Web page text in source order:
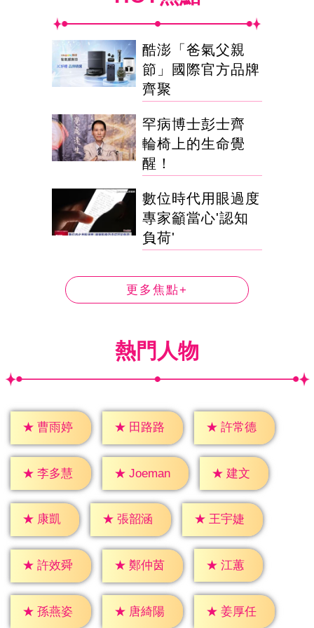
酷澎「爸氣父親
節」國際官方品牌
齊聚
罕病博士彭士齊
輪椅上的生命覺
醒！
數位時代用眼過度
專家籲當心'認知
負荷'
更多焦點+
熱門人物
★ 曹雨婷 ★ 田路路 ★ 許常德
★ 李多慧 ★ Joeman ★ 建文
★ 康凱 ★ 張韶涵 ★ 王宇婕
★ 許效舜 ★ 鄭仲茵 ★ 江蕙
★ 孫燕姿 ★ 唐綺陽 ★ 姜厚任